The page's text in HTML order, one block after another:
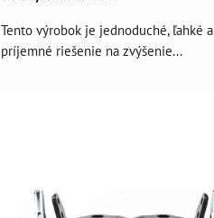
Tento výrobok je jednoduché, ľahké a
príjemné riešenie na zvýšenie...